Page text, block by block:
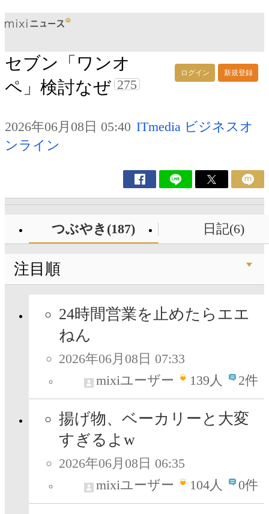
ログイン 新規登録
セブン「ワンオ
ペ」検討なぜ 275
2026年06月08日 05:40 ITmedia ビジネスオ
ンライン
つぶやき(187) 日記(6)
注目順
24時間営業を止めたらエエ
ねん
2026年06月08日 07:33
mixiユーザー
139人 2件
揚げ物、ベーカリーと大変
すぎるよw
2026年06月08日 06:35
mixiユーザー
104人 0件